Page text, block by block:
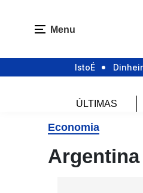
Menu
IstoÉ
ÚLTIMAS
Economia